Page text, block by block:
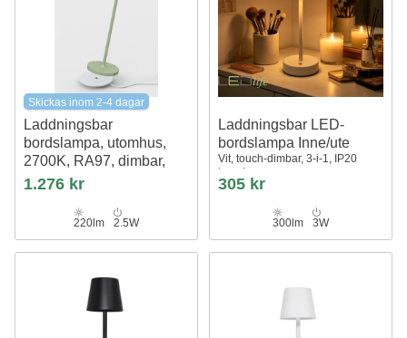
Skickas inom 2-4 dagar
Laddningsbar
bordslampa, utomhus,
2700K, RA97, dimbar,
grön, med laddningsfot
1.276 kr
220lm 2.5W
Laddningsbar LED-
bordslampa Inne/ute
Vit, touch-dimbar, 3-i-1, IP20
inomhus
305 kr
300lm 3W